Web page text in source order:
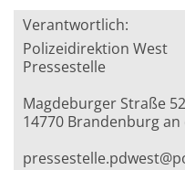
Verantwortlich:
Polizeidirektion West
Pressestelle
Magdeburger Straße 52
14770 Brandenburg an